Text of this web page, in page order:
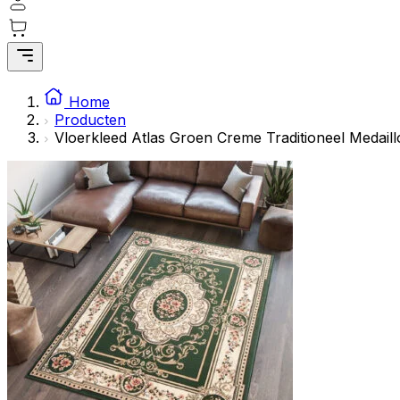
Home
Producten
Vloerkleed Atlas Groen Creme Traditioneel